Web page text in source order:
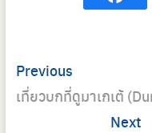
Post
navigation
PreviousPrevious
post:
เที่ยวบกที่ดูมาเกเต้
Next